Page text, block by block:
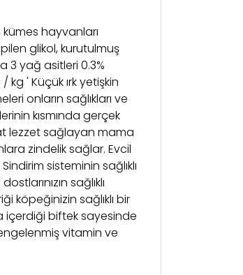
kümes hayvanları
glikol, kurutulmuş
3 yağ asitleri 0.3%
' Küçük ırk yetişkin
onların sağlıkları ve
kısmında gerçek
lezzet sağlayan mama
zindelik sağlar. Evcil
sisteminin sağlıklı
sağlıklı
köpeğinizin sağlıklı bir
içerdiği biftek sayesinde
vitamin ve